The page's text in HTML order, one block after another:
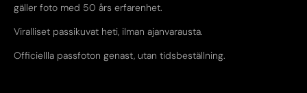
gäller foto med 50 års erfarenhet.
Viralliset passikuvat heti, ilman ajanvarausta.
Officiellla passfoton genast, utan tidsbeställning.